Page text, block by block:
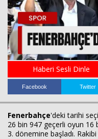
Haberi Sesli Dinle
Facebook Twitter
Fenerbahçe'deki tarihi
26 bin 947 geçerli oyun 16
3. dönemine başladı. Rakibi